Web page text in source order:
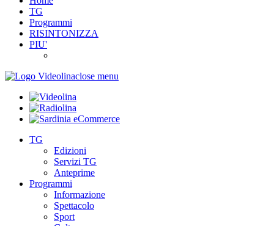
TG
Programmi
RISINTONIZZA
PIU'
close menu
TG
Edizioni
Servizi TG
Anteprime
Programmi
Informazione
Spettacolo
Sport